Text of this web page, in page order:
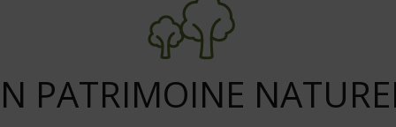
PATRIMOINE